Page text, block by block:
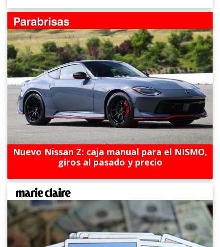
Nuevo Nissan Z: caja manual para el NISMO,
giros al pasado y precio